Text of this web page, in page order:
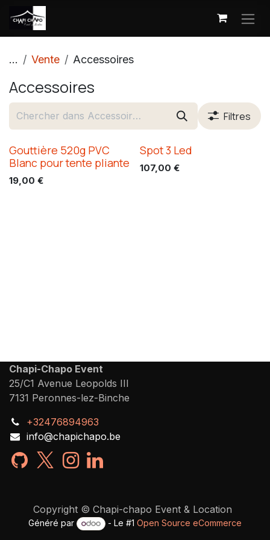
Se rendre au contenu
... Vente Accessoires
Accessoires
Filtres
Gouttière 520g PVC
Blanc pour tente pliante
19,00 €
Spot 3 Led
107,00 €
Chapi-Chapo Event
25/C1 Avenue Leopolds III
7131 Peronnes-lez-Binche
+32476894963
info@chapichapo.be
Copyright © Chapi-chapo Event & Location
Généré par - Le #1Open Source eCommerce